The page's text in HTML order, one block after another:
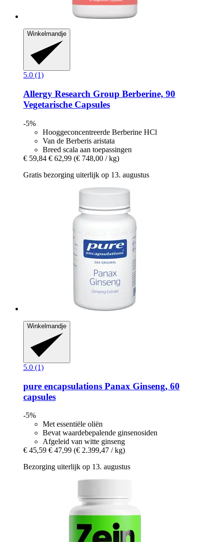
Winkelmandje
5.0 (1)
Allergy Research Group Berberine, 90
Vegetarische Capsules
-5%
Hooggeconcentreerde Berberine HCl
Van de Berberis aristata
Breed scala aan toepassingen
€ 59,84 € 62,99 (€ 748,00 / kg)
Gratis bezorging uiterlijk op 13. augustus
Winkelmandje
5.0 (1)
pure encapsulations Panax Ginseng, 60
capsules
-5%
Met essentiële oliën
Bevat waardebepalende ginsenosiden
Afgeleid van witte ginseng
€ 45,59 € 47,99 (€ 2.399,47 / kg)
Bezorging uiterlijk op 13. augustus